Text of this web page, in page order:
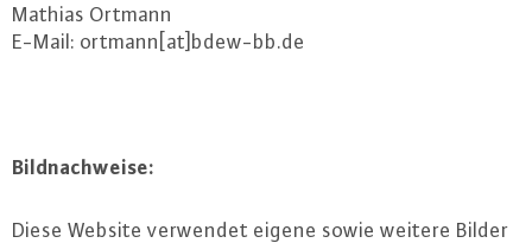
Mathias Ortmann
E-Mail: ortmann[at]bdew-​bb.​de
Bild­nach­wei­se:
Diese Website verwendet eigene sowie weitere Bilder